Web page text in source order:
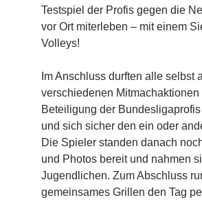
Testspiel der Profis gegen die
vor Ort miterleben – mit einem
Volleys!
Im Anschluss durften alle selbst
verschiedenen Mitmachaktionen
Beteiligung der
und sich sicher den ein oder
Die Spieler standen danach
und Photos bereit und nahmen
Jugendlichen. Zum Abschluss
gemeinsames Grillen den Tag